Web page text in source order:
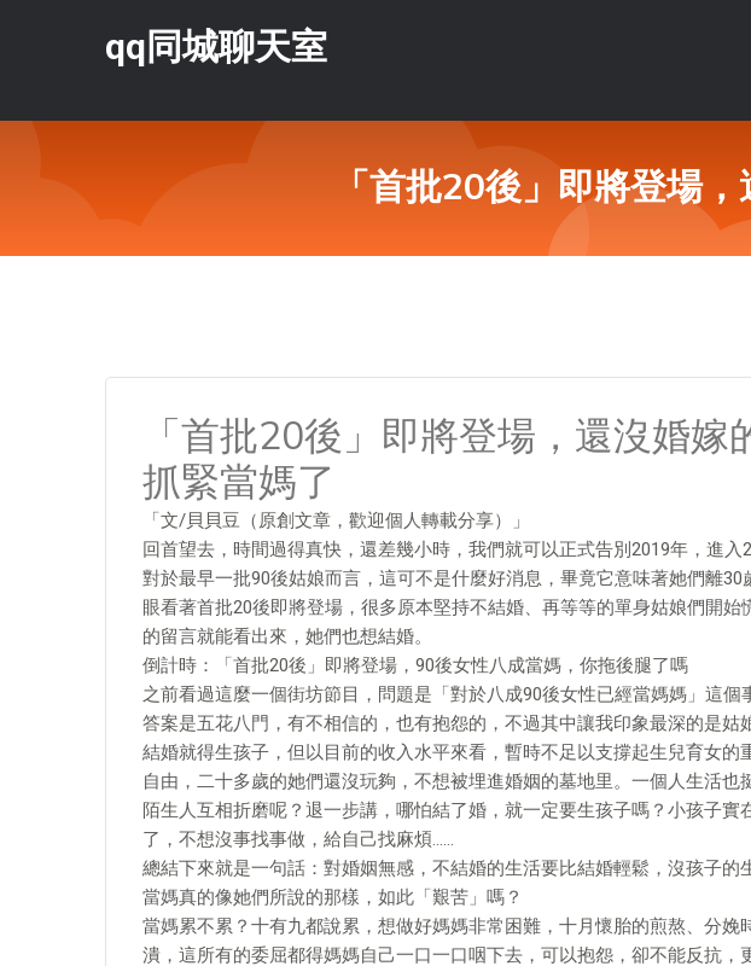
qq同城聊天室
「首批20後」即將登場
「首批20後」即將登場，還沒婚
抓緊當媽了
「文/貝貝豆（原創文章，歡迎個人轉載分享）」
回首望去，時間過得真快，還差幾小時，我們就可以正式告別2019年，進入
對於最早一批90後姑娘而言，這可不是什麼好消息，畢竟它意味著她們離30
眼看著首批20後即將登場，很多原本堅持不結婚、再等等的單身姑娘們開始
的留言就能看出來，她們也想結婚。
倒計時：「首批20後」即將登場，90後女性八成當媽，你拖後腿了嗎
之前看過這麼一個街坊節目，問題是「對於八成90後女性已經當媽媽」這個
答案是五花八門，有不相信的，也有抱怨的，不過其中讓我印象最深的是姑
結婚就得生孩子，但以目前的收入水平來看，暫時不足以支撐起生兒育女的
自由，二十多歲的她們還沒玩夠，不想被埋進婚姻的墓地里。一個人生活也
陌生人互相折磨呢？退一步講，哪怕結了婚，就一定要生孩子嗎？小孩子實
了，不想沒事找事做，給自己找麻煩……
總結下來就是一句話：對婚姻無感，不結婚的生活要比結婚輕鬆，沒孩子的
當媽真的像她們所說的那樣，如此「艱苦」嗎？
當媽累不累？十有九都說累，想做好媽媽非常困難，十月懷胎的煎熬、分娩
潰，這所有的委屈都得媽媽自己一口一口咽下去，可以抱怨，卻不能反抗，